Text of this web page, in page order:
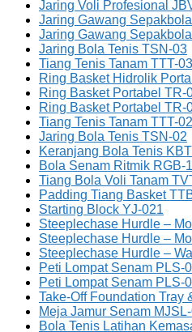
Jaring Voli Profesional
Jaring Gawang
Jaring Gawang
Jaring Bola Tenis TSN-03
Tiang Tenis Tanam TTT-
Ring Basket Hidrolik
Ring Basket Portabel TR-
Ring Basket Portabel TR-
Tiang Tenis Tanam TTT-02
Jaring Bola Tenis TSN-02
Keranjang Bola Tenis
Bola Senam Ritmik RGB-
Tiang Bola Voli Tanam
Padding Tiang Basket
Starting Block YJ-021
Steeplechase Hurdle –
Steeplechase Hurdle –
Steeplechase Hurdle –
Peti Lompat Senam PLS-
Peti Lompat Senam PLS-
Take-Off Foundation Tray
Meja Jamur Senam
Bola Tenis Latihan